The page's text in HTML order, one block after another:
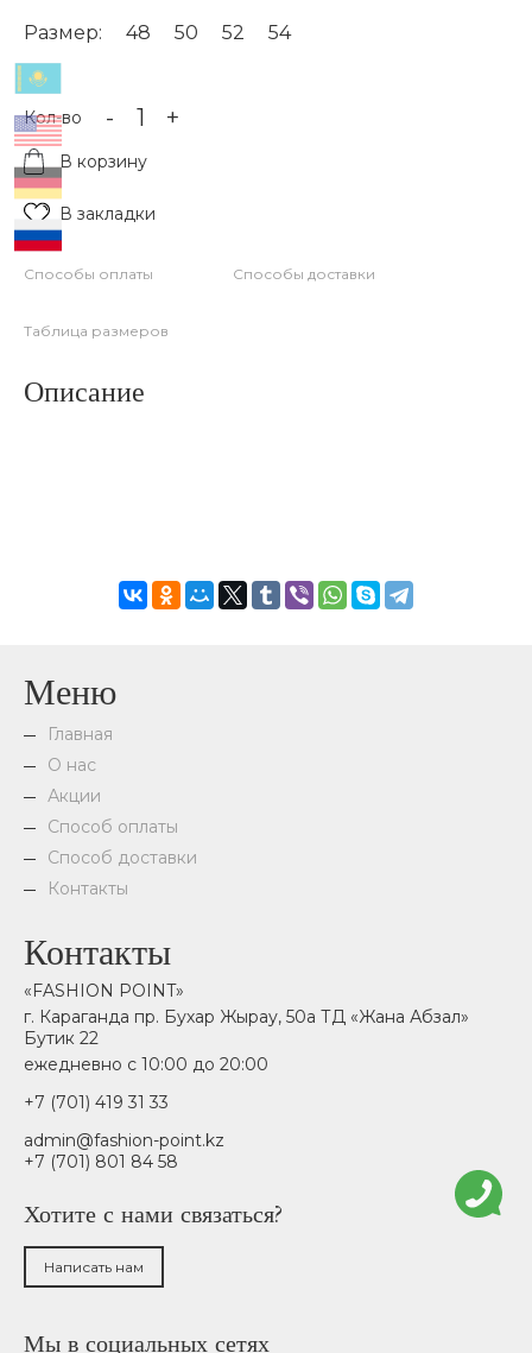
Размер: 48 50 52 54
Кол-во - +
В корзину
В закладки
Способы оплаты Способы доставки
Таблица размеров
Описание
Меню
Главная
О нас
Акции
Способ оплаты
Способ доставки
Контакты
Контакты
«FASHION POINT»
г. Караганда пр. Бухар Жырау, 50а ТД «Жана Абзал»
Бутик 22
ежедневно с 10:00 до 20:00
+7 (701) 419 31 33
admin@fashion-point.kz
+7 (701) 801 84 58
Хотите с нами связаться?
Написать нам